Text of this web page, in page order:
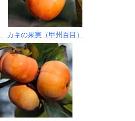
カキの果実（甲州百目）